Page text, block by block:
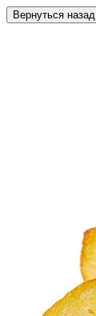
Вернуться назад